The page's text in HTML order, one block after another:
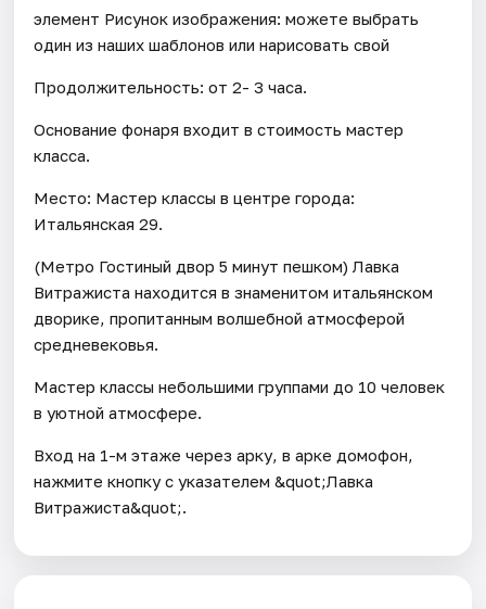
элемент Рисунок изображения: можете выбрать
один из наших шаблонов или нарисовать свой
Продолжительность: от 2- 3 часа.
Основание фонаря входит в стоимость мастер
класса.
Место: Мастер классы в центре города:
Итальянская 29.
(Метро Гостиный двор 5 минут пешком) Лавка
Витражиста находится в знаменитом итальянском
дворике, пропитанным волшебной атмосферой
средневековья.
Мастер классы небольшими группами до 10 человек
в уютной атмосфере.
Вход на 1-м этаже через арку, в арке домофон,
нажмите кнопку с указателем &quot;Лавка
Витражиста&quot;.